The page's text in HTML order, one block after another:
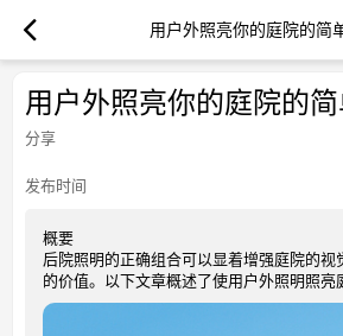
用户外照亮你的庭院的简
用户外照亮你的庭院的
分享
发布时间
概要
后院照明的正确组合可以显着增强庭院的视
的价值。以下文章概述了使用户外照明照亮